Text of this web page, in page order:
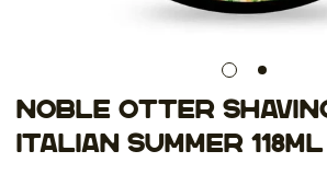
Noble Otter
Italian Summer 118ml